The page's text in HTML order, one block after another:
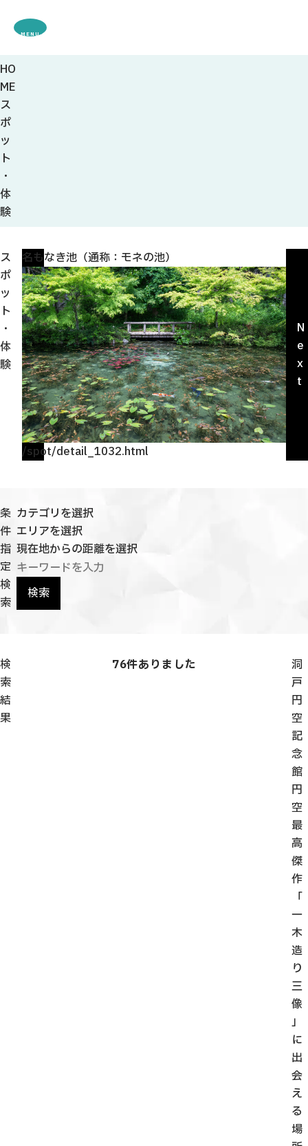
MENU
HO
ME
ス
ポ
ッ
ト
・
体
験
ス
ポ
ッ
ト
・
体
験
P
r
e
v
i
o
u
s
名もなき池（通称：モネの池）
/spot/detail_1032.html
N
e
x
t
条
件
指
定
検
索
カテゴリを選択
エリアを選択
現在地からの距離を選択
検索
検
索
結
果
76件ありました
洞
戸
円
空
記
念
館
円
空
最
高
傑
作
「
一
木
造
り
三
像
」
に
出
会
え
る
場
はじめての関
関の刃物
せきナビ地元ライター
観光ガイド
せきてらす
せきファンクラブ
よくある質問
パンフレット
動画ライブラリー